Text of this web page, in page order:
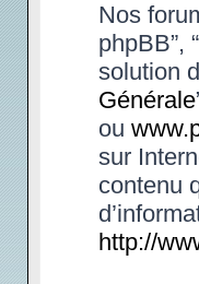
Nos
phpBB”,
solution
Générale
ou
sur
contenu
http://